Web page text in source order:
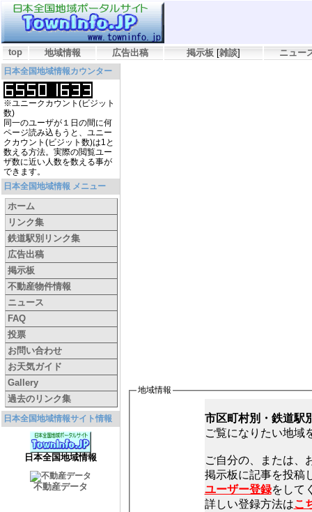
top 地域情報 広告出稿 掲示板 [雑談] ニュー
日本全国地域情報カウンター
※ユニークカウント(ビジット
数)
同一のユーザが１日の間に何
ページ読み込もうと、ユニー
クカウント(ビジット数)は1と
数える方法。実際の閲覧ユー
ザ数に近い人数を数える事が
できます。
日本全国地域情報 メニュー
ホーム
リンク集
鉄道駅別リンク集
広告出稿
掲示板
不動産物件情報
ニュース
FAQ
投票
お問い合わせ
お天気ガイド
Gallery
過去のリンク集
日本全国地域情報サイト情報
日本全国地域情報
不動産データ
地域情報
市区町村別・鉄道駅
ご覧になりたい地域
ご自分の、または、
ユーザー登録をして
詳しい登録方法はこ